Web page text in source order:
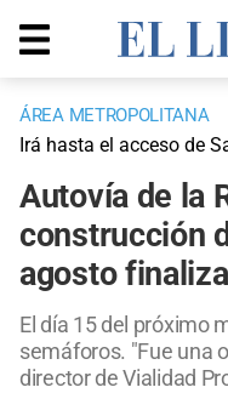
ÁREA METROPOLITANA
Irá hasta el acceso de
Autovía de la
construcción
agosto
El día 15 del próximo
semáforos. "Fue una
director de Vialidad